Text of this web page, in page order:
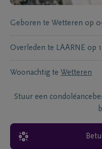
Geboren te Wetteren op
Overleden te LAARNE op
Woonachtig te Wetteren
Stuur een